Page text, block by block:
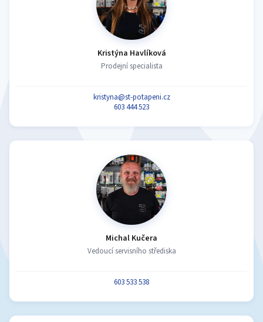
Kristýna Havlíková
Prodejní specialista
kristyna@st-potapeni.cz
603 444 523
Michal Kučera
Vedoucí servisního střediska
603 533 538